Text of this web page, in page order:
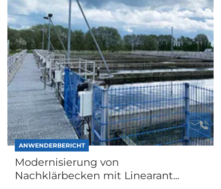
ANWENDERBERICHT
Modernisierung von
Nachklärbecken mit Linearant...